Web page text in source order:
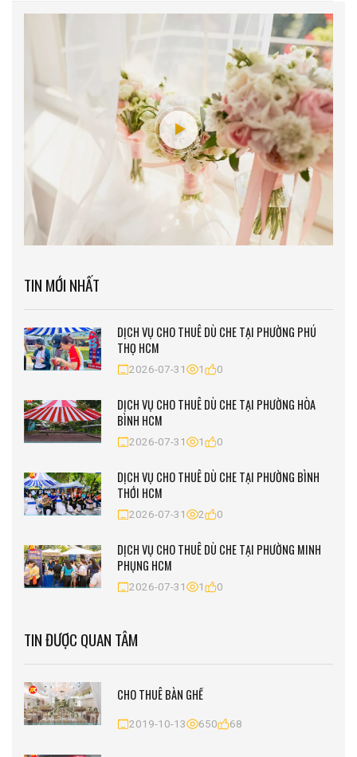
TIN MỚI NHẤT
DỊCH VỤ CHO THUÊ DÙ CHE TẠI PHƯỜNG PHÚ
THỌ HCM
2026-07-31 1 0
DỊCH VỤ CHO THUÊ DÙ CHE TẠI PHƯỜNG HÒA
BÌNH HCM
2026-07-31 1 0
DỊCH VỤ CHO THUÊ DÙ CHE TẠI PHƯỜNG BÌNH
THỚI HCM
2026-07-31 2 0
DỊCH VỤ CHO THUÊ DÙ CHE TẠI PHƯỜNG MINH
PHỤNG HCM
2026-07-31 1 0
TIN ĐƯỢC QUAN TÂM
CHO THUÊ BÀN GHẾ
2019-10-13 650 68